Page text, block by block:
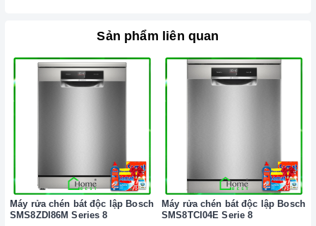
chữa thiết bị nhà bếp cao cấp
Sản phẩm liên quan
Máy rửa chén bát độc lập Bosch
SMS8ZDI86M Series 8
Máy rửa chén bát độc lập Bosch
SMS8TCI04E Serie 8